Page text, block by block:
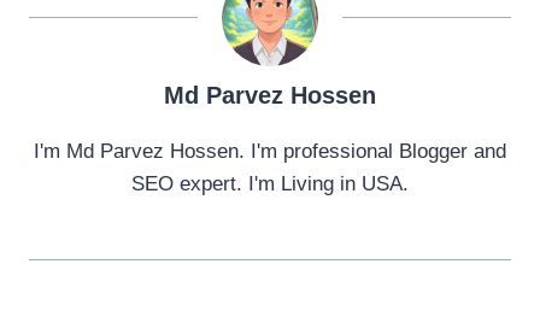
Md Parvez Hossen
I'm Md Parvez Hossen. I'm professional Blogger and
SEO expert. I'm Living in USA.